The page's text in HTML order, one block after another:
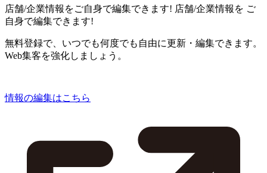
店舗/企業情報をご自身で編集できます! 店舗/企業情報を ご
自身で編集できます!
無料登録で、いつでも何度でも自由に更新・編集できます。
Web集客を強化しましょう。
情報の編集はこちら